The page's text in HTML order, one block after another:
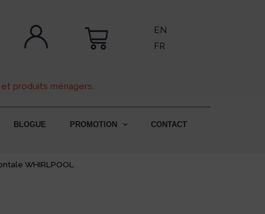
EN
FR
produits ménagers.
BLOGUE PROMOTION CONTACT
WHIRLPOOL